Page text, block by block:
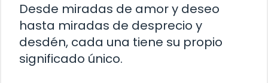
Desde miradas de amor y deseo
hasta miradas de desprecio y
desdén, cada una tiene su propio
significado único.